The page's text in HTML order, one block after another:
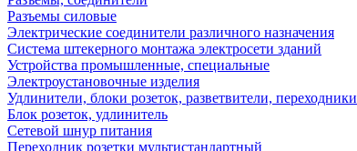
Разъемы силовые
Электрические соединители различного назначения
Система штекерного монтажа электросети зданий
Устройства промышленные, специальные
Электроустановочные изделия
Удлинители, блоки розеток, разветвители, переходники
Блок розеток, удлинитель
Сетевой шнур питания
Переходник розетки мультистандартный